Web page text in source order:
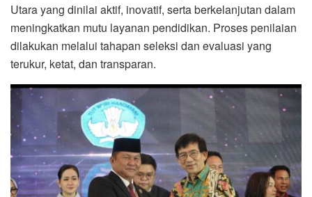
Utara yang dinilai aktif, inovatif, serta berkelanjutan dalam
meningkatkan mutu layanan pendidikan. Proses penilaian
dilakukan melalui tahapan seleksi dan evaluasi yang
terukur, ketat, dan transparan.